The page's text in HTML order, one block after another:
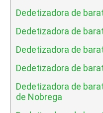
Dedetizadora de
Dedetizadora de
Dedetizadora de
Dedetizadora de
Dedetizadora de
de Nobrega